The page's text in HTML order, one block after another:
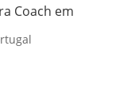
Coach em